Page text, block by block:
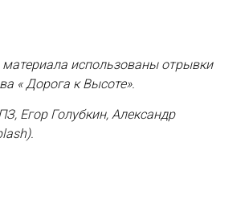
материала использованы отрывки
« Дорога к Высоте».
Егор Голубкин, Александр